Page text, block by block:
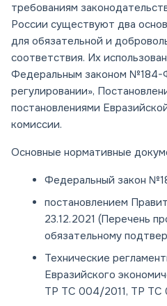
требованиям
России существуют два
для обязательной и
соответствия. Их
Федеральным законом №184-
регулировании»,
постановлениями
комиссии.
Основные нормативные
Федеральный закон
постановлением
23.12.2021 (Перечень
обязательному
Технические
Евразийского
ТР ТС 004/2011, ТР ТС